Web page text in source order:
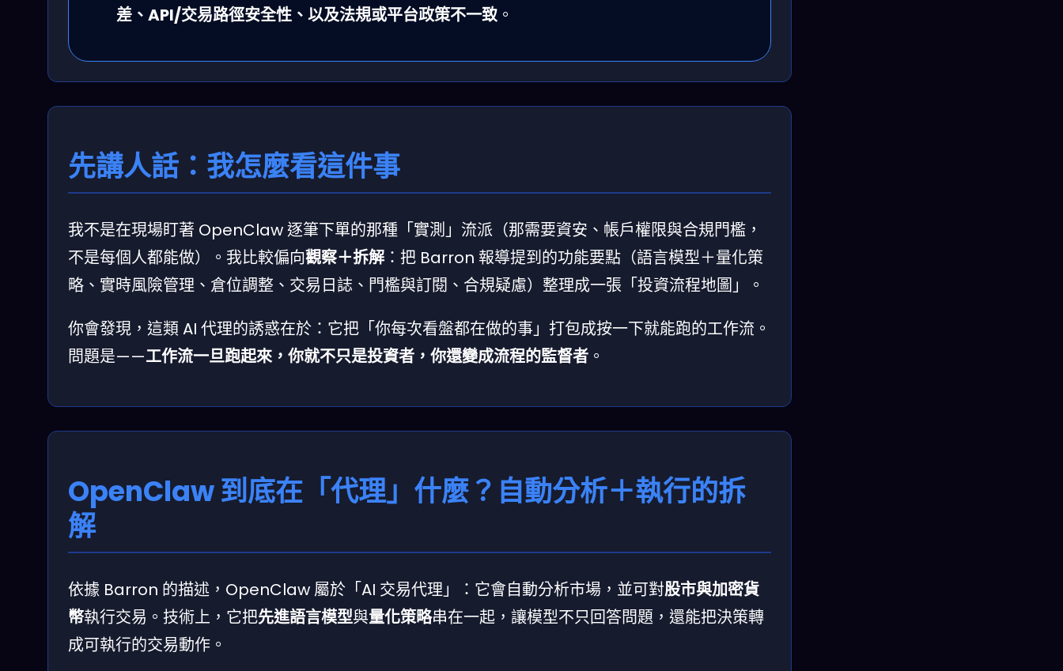
差、API/交易路徑安全性、以及法規或平台政策不一致 。
先講人話：我怎麼看這件事
我不是在現場盯著 OpenClaw 逐筆下單的那種「實測」流派（那需要資安、帳戶權限與合規門檻，
不是每個人都能做）。我比較偏向觀察＋拆解 ：把 Barron 報導提到的功能要點（語言模型＋量化策
略、實時風險管理、倉位調整、交易日誌、門檻與訂閱、合規疑慮）整理成一張「投資流程地圖」。
你會發現，這類 AI 代理的誘惑在於：它把「你每次看盤都在做的事」打包成按一下就能跑的工作流。
問題是——工作流一旦跑起來，你就不只是投資者，你還變成流程的監督者 。
OpenClaw 到底在「代理」什麼？自動分析＋執行的拆
解
依據 Barron 的描述，OpenClaw 屬於「AI 交易代理」：它會自動分析市場，並可對股市與加密貨
幣執行交易。技術上，它把先進語言模型與量化策略串在一起，讓模型不只回答問題，還能把決策轉
成可執行的交易動作。